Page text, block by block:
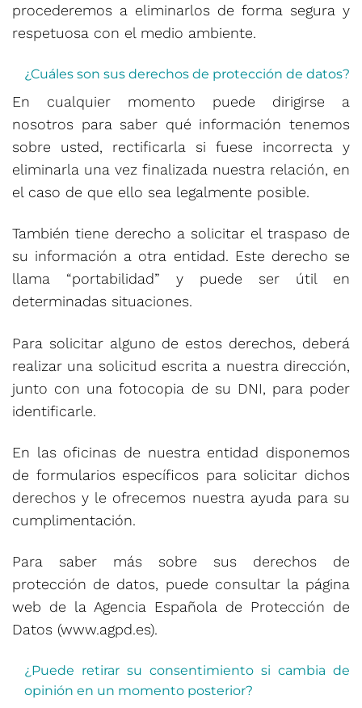
procederemos a eliminarlos de forma segura y
respetuosa con el medio ambiente.
¿Cuáles son sus derechos de protección de datos?
En cualquier momento puede dirigirse a
nosotros para saber qué información tenemos
sobre usted, rectificarla si fuese incorrecta y
eliminarla una vez finalizada nuestra relación, en
el caso de que ello sea legalmente posible.
También tiene derecho a solicitar el traspaso de
su información a otra entidad. Este derecho se
llama “portabilidad” y puede ser útil en
determinadas situaciones.
Para solicitar alguno de estos derechos, deberá
realizar una solicitud escrita a nuestra dirección,
junto con una fotocopia de su DNI, para poder
identificarle.
En las oficinas de nuestra entidad disponemos
de formularios específicos para solicitar dichos
derechos y le ofrecemos nuestra ayuda para su
cumplimentación.
Para saber más sobre sus derechos de
protección de datos, puede consultar la página
web de la Agencia Española de Protección de
Datos (www.agpd.es).
¿Puede retirar su consentimiento si cambia de
opinión en un momento posterior?